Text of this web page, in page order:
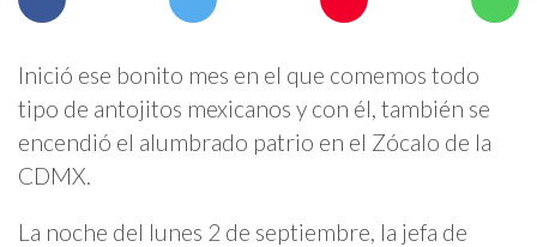
Inició ese bonito mes en el que comemos todo
tipo de antojitos mexicanos y con él, también se
encendió el alumbrado patrio en el Zócalo de la
CDMX.
La noche del lunes 2 de septiembre, la jefa de